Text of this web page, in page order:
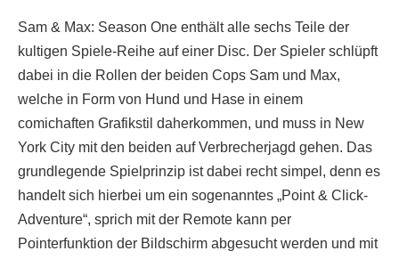
Sam & Max: Season One enthält alle sechs Teile der
kultigen Spiele-Reihe auf einer Disc. Der Spieler schlüpft
dabei in die Rollen der beiden Cops Sam und Max,
welche in Form von Hund und Hase in einem
comichaften Grafikstil daherkommen, und muss in New
York City mit den beiden auf Verbrecherjagd gehen. Das
grundlegende Spielprinzip ist dabei recht simpel, denn es
handelt sich hierbei um ein sogenanntes „Point & Click-
Adventure“, sprich mit der Remote kann per
Pointerfunktion der Bildschirm abgesucht werden und mit